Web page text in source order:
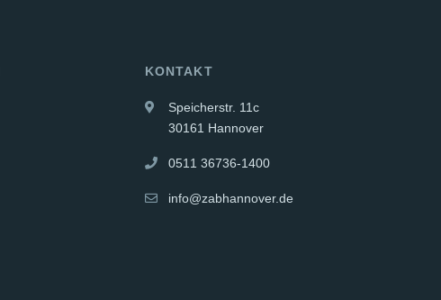
KONTAKT
Speicherstr. 11c
30161 Hannover
0511 36736-1400
info@zabhannover.de